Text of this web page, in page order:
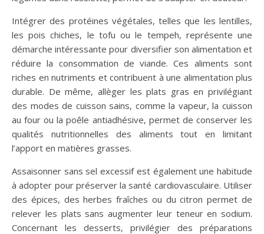
Intégrer des protéines végétales, telles que les lentilles,
les pois chiches, le tofu ou le tempeh, représente une
démarche intéressante pour diversifier son alimentation et
réduire la consommation de viande. Ces aliments sont
riches en nutriments et contribuent à une alimentation plus
durable. De même, allèger les plats gras en privilégiant
des modes de cuisson sains, comme la vapeur, la cuisson
au four ou la poêle antiadhésive, permet de conserver les
qualités nutritionnelles des aliments tout en limitant
l’apport en matières grasses.
Assaisonner sans sel excessif est également une habitude
à adopter pour préserver la santé cardiovasculaire. Utiliser
des épices, des herbes fraîches ou du citron permet de
relever les plats sans augmenter leur teneur en sodium.
Concernant les desserts, privilégier des préparations